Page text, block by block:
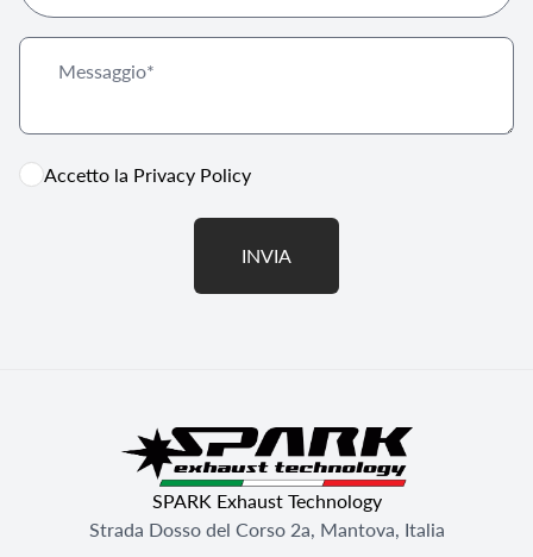
Accetto la Privacy Policy
INVIA
SPARK Exhaust Technology
Strada Dosso del Corso 2a, Mantova, Italia